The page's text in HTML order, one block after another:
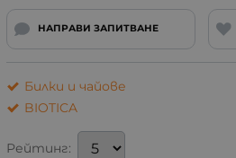
НАПРАВИ ЗАПИТВАНЕ
Билки и чайове
BIOTICA
Рейтинг: